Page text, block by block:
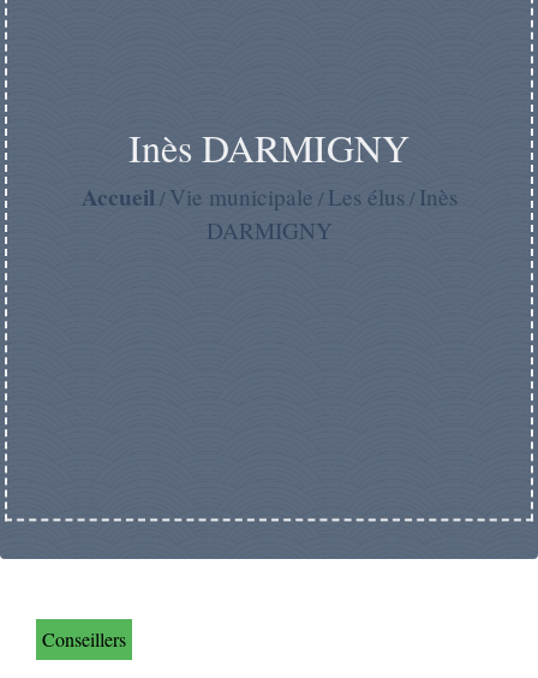
Inès DARMIGNY
Accueil/ Vie municipale / Les élus/ Inès
DARMIGNY
Conseillers